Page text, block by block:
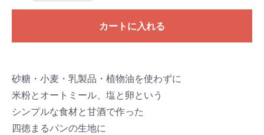
カートに入れる
砂糖・小麦・乳製品・植物油を使わずに
米粉とオートミール、塩と卵という
シンプルな食材と甘酒で作った
四徳まるパンの生地に